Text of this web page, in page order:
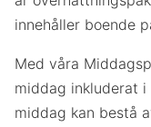
innehåller boende
Med våra
middag inkluderat
middag kan bestå